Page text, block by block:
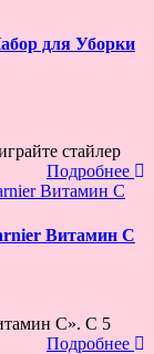
для Уборки
стайлер
Подробнее
Витамин С
С». С 5
Подробнее